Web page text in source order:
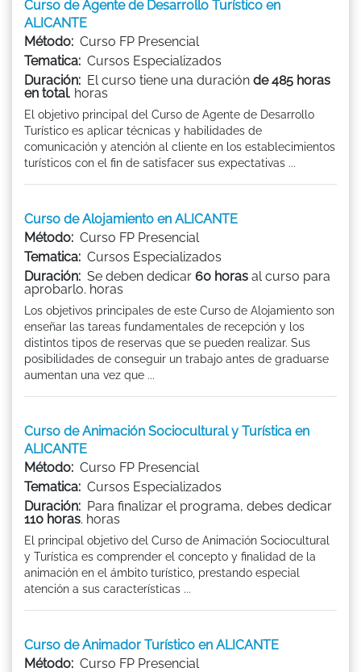
Curso de Agente de Desarrollo Turístico en
ALICANTE
Método: Curso FP Presencial
Tematica: Cursos Especializados
Duración: El curso tiene una duración de 485 horas
en total. horas
El objetivo principal del Curso de Agente de Desarrollo
Turístico es aplicar técnicas y habilidades de
comunicación y atención al cliente en los establecimientos
turísticos con el fin de satisfacer sus expectativas ...
Curso de Alojamiento en ALICANTE
Método: Curso FP Presencial
Tematica: Cursos Especializados
Duración: Se deben dedicar 60 horas al curso para
aprobarlo. horas
Los objetivos principales de este Curso de Alojamiento son
enseñar las tareas fundamentales de recepción y los
distintos tipos de reservas que se pueden realizar. Sus
posibilidades de conseguir un trabajo antes de graduarse
aumentan una vez que ...
Curso de Animación Sociocultural y Turística en
ALICANTE
Método: Curso FP Presencial
Tematica: Cursos Especializados
Duración: Para finalizar el programa, debes dedicar
110 horas. horas
El principal objetivo del Curso de Animación Sociocultural
y Turística es comprender el concepto y finalidad de la
animación en el ámbito turístico, prestando especial
atención a sus características ...
Curso de Animador Turístico en ALICANTE
Método: Curso FP Presencial